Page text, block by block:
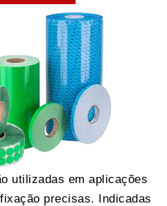
utilizadas em aplicações
precisas. Indicadas